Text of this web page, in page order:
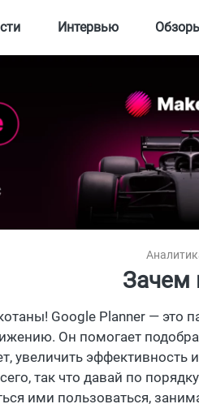
Интервью
Зачем
Google Planner — это
Он помогает
увеличить эффективность
так что давай по
ими пользоваться,